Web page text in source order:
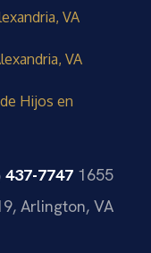
VA
VA
Hijos en
437-7747 1655
Arlington, VA